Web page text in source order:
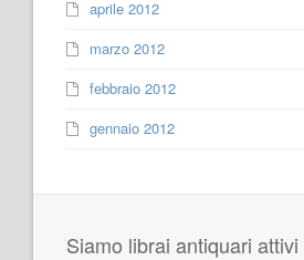
aprile 2012
marzo 2012
febbraio 2012
gennaio 2012
Siamo librai antiquari